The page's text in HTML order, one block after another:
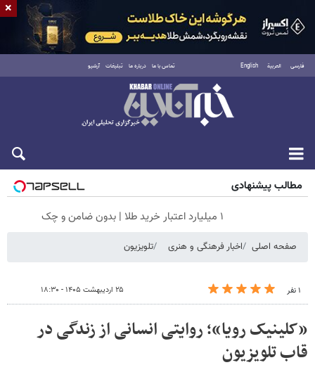
فارسی العربية English تماس با ما درباره ما تبلیغات آرشیو
جمعه ۱۶ مرداد ۱۴۰۵
مطالب پیشنهادی
۱ میلیارد اعتبار خرید طلا | بدون ضامن و چک
صفحه اصلی اخبار فرهنگی و هنری تلویزیون
۱ نفر ۲۵ اردیبهشت ۱۴۰۵ - ۱۸:۳۰
«کلینیک رویا»؛ روایتی انسانی از زندگی در
قاب تلویزیون
×